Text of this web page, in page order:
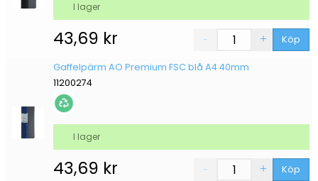
43,69 kr Köp
I lager
Gaffelpärm AO Premium FSC blå A4 40mm
11200274
43,69 kr Köp
I lager